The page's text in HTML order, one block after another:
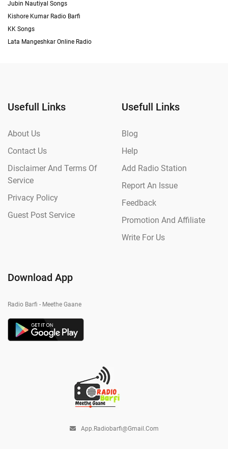
Jubin Nautiyal Songs
Kishore Kumar Radio Barfi
KK Songs
Lata Mangeshkar Online Radio
Usefull Links
About Us
Contact Us
Disclaimer And Terms Of
Service
Privacy Policy
Guest Post Service
Usefull Links
Blog
Help
Add Radio Station
Report An Issue
Feedback
Promotion And Affiliate
Write For Us
Download App
Radio Barfi - Meethe Gaane
App.radiobarfi@gmail.com